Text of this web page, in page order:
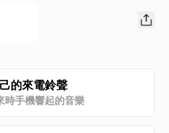
的來電鈴聲
時手機響起的音樂